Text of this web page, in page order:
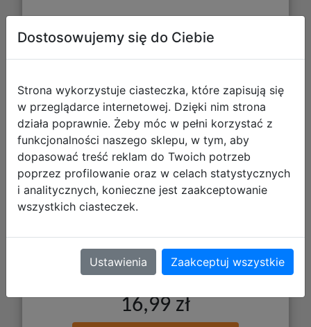
CoolPack Śniadaniówka Foodyx
Adventure Park Z18672
16,99 zł
Dostosowujemy się do Ciebie
Strona wykorzystuje ciasteczka, które zapisują się
w przeglądarce internetowej. Dzięki nim strona
działa poprawnie. Żeby móc w pełni korzystać z
funkcjonalności naszego sklepu, w tym, aby
dopasować treść reklam do Twoich potrzeb
poprzez profilowanie oraz w celach statystycznych
i analitycznych, konieczne jest zaakceptowanie
wszystkich ciasteczek.
Ustawienia Zaakceptuj wszystkie